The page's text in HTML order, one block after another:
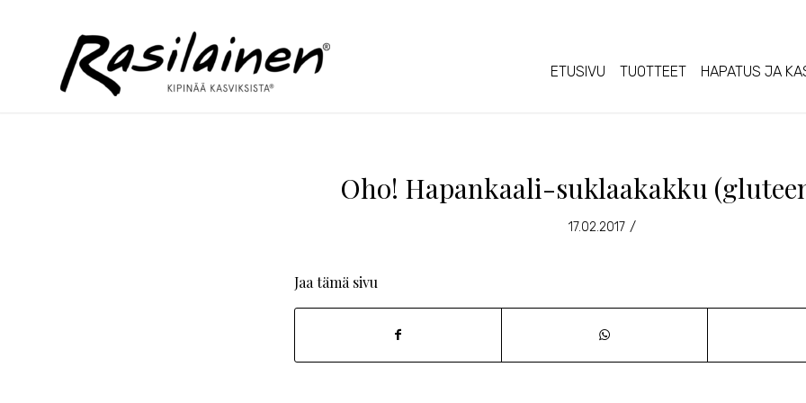
ETUSIVU TUOTTEET HAPATUS JA
Oho! Hapankaali-suklaakakku
17.02.2017 /
Jaa tämä sivu